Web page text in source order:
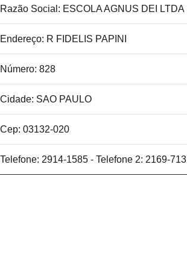
Razão Social: ESCOLA AGNUS DEI LTDA
Endereço: R FIDELIS PAPINI
Número: 828
Cidade: SAO PAULO
Cep: 03132-020
Telefone: 2914-1585 - Telefone 2: 2169-